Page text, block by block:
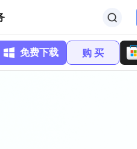
免费下载 购 买